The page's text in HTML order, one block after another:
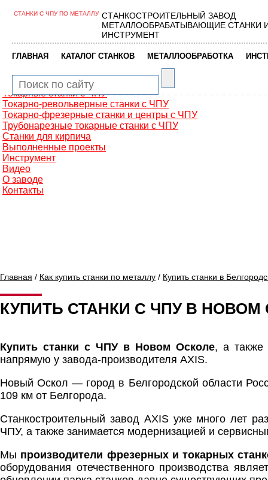
Главная
Фрезерные обрабатывающие центры
Сверлильно-фрезерные станки
Промышленные роботы манипуляторы
Токарные автоматы с ЧПУ
Токарные станки с ЧПУ
Токарно-револьверные станки с ЧПУ
Токарно-фрезерные станки и центры с ЧПУ
Трубонарезные токарные станки с ЧПУ
Станки для кирпича
Выполненные проекты
Инструмент
Видео
О заводе
Контакты
СТАНКИ С ЧПУ ПО МЕТАЛЛУ СТАНКОСТРОИТЕЛЬНЫЙ ЗАВОД
МЕТАЛЛООБРАБАТЫВАЮЩИЕ СТАНКИ
ИНСТРУМЕНТ
ГЛАВНАЯ КАТАЛОГ СТАНКОВ МЕТАЛЛООБРАБОТКА
Главная / Как купить станки по металлу / Купить станки в
КУПИТЬ СТАНКИ С ЧПУ В НОВОМ
Купить станки с ЧПУ в Новом Осколе, а также
напрямую у завода-производителя AXIS.
Новый Оскол — город в Белгородской области
109 км от Белгорода.
Станкостроительный завод AXIS уже много лет
ЧПУ, а также занимается модернизацией и
Мы производители фрезерных и токарных
оборудования отечественного производства